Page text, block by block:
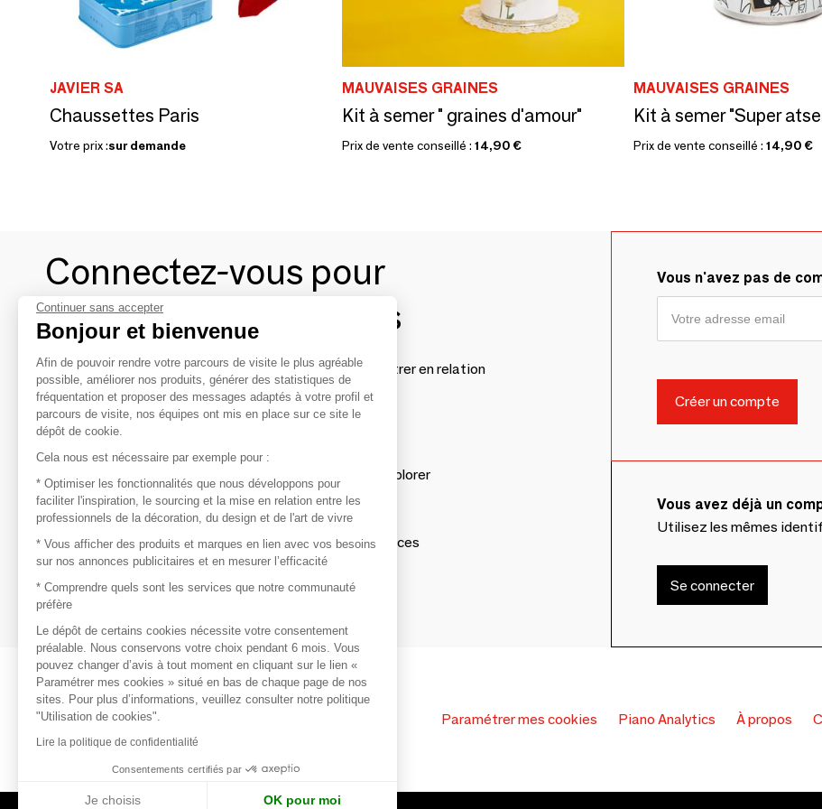
JAVIER SA
Chaussettes Paris
Votre prix :sur demande
MAUVAISES GRAINES
Kit à semer " graines d'amour"
Prix de vente conseillé : 14,90 €
MAUVAISES GRAINES
Prix de vente conseillé : 14,90 €
Connectez-vous pour
contacter les marques
Afin de profiter au mieux de l'expérience MOM et de rentrer en relation
avec vos marques préférées, créez-vous un compte.
Découvrir
Les produits de milliers de fournisseurs à explorer
S'inspirer
Inspiration et sélections de produits tendances
Contacter
Vous n'avez pas de
Vous avez déjà un
Utilisez les mêmes
Se connecter
Paramétrer mes cookies Piano Analytics À propos
Continuer sans accepter
Bonjour et bienvenue
Afin de pouvoir rendre votre parcours de visite le plus agréable
possible, améliorer nos produits, générer des statistiques de
fréquentation et proposer des messages adaptés à votre profil et
parcours de visite, nos équipes ont mis en place sur ce site le
dépôt de cookie.
Cela nous est nécessaire par exemple pour :
* Optimiser les fonctionnalités que nous développons pour
faciliter l'inspiration, le sourcing et la mise en relation entre les
professionnels de la décoration, du design et de l'art de vivre
* Vous afficher des produits et marques en lien avec vos besoins
sur nos annonces publicitaires et en mesurer l’efficacité
* Comprendre quels sont les services que notre communauté
préfère
Le dépôt de certains cookies nécessite votre consentement
préalable. Nous conservons votre choix pendant 6 mois. Vous
pouvez changer d’avis à tout moment en cliquant sur le lien «
Paramétrer mes cookies » situé en bas de chaque page de nos
sites. Pour plus d’informations, veuillez consulter notre politique
"Utilisation de cookies".
Lire la politique de confidentialité
Consentements certifiés par
Je choisis OK pour moi